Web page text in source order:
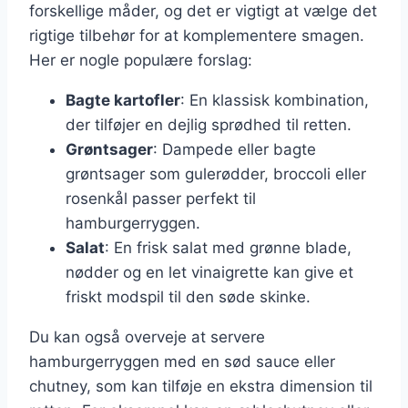
forskellige måder, og det er vigtigt at vælge det
rigtige tilbehør for at komplementere smagen.
Her er nogle populære forslag:
Bagte kartofler: En klassisk kombination,
der tilføjer en dejlig sprødhed til retten.
Grøntsager: Dampede eller bagte
grøntsager som gulerødder, broccoli eller
rosenkål passer perfekt til
hamburgerryggen.
Salat: En frisk salat med grønne blade,
nødder og en let vinaigrette kan give et
friskt modspil til den søde skinke.
Du kan også overveje at servere
hamburgerryggen med en sød sauce eller
chutney, som kan tilføje en ekstra dimension til